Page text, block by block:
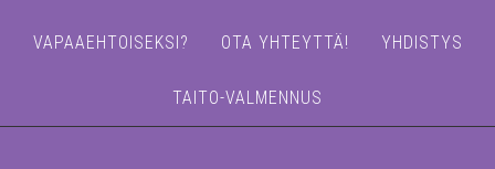
VAPAAEHTOISEKSI? OTA YHTEYTTÄ! YHDISTYS
TAITO-VALMENNUS